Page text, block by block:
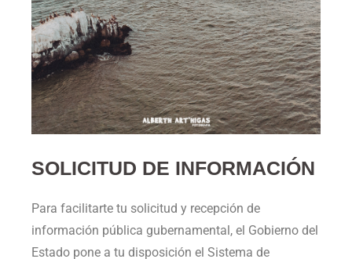
SOLICITUD DE INFORMACIÓN
Para facilitarte tu solicitud y recepción de
información pública gubernamental, el Gobierno del
Estado pone a tu disposición el Sistema de